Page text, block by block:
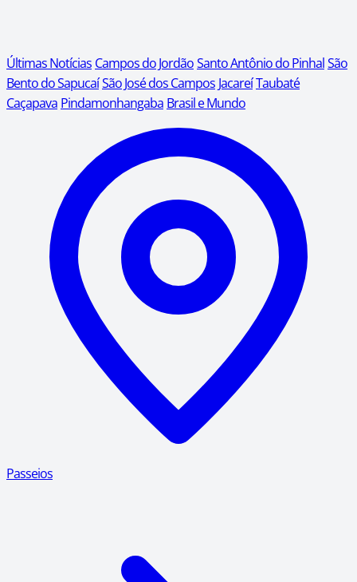
Últimas Notícias Campos do JordãoSanto Antônio do PinhalSão
Bento do SapucaíSão José dos Campos JacareíTaubaté
Caçapava Pindamonhangaba Brasil e Mundo
Passeios